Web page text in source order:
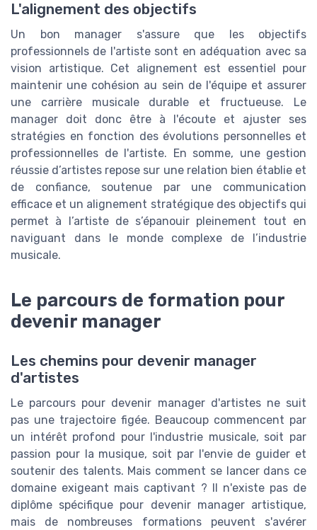
L'alignement des objectifs
Un bon manager s'assure que les objectifs
professionnels de l'artiste sont en adéquation avec sa
vision artistique. Cet alignement est essentiel pour
maintenir une cohésion au sein de l'équipe et assurer
une carrière musicale durable et fructueuse. Le
manager doit donc être à l'écoute et ajuster ses
stratégies en fonction des évolutions personnelles et
professionnelles de l'artiste. En somme, une gestion
réussie d’artistes repose sur une relation bien établie et
de confiance, soutenue par une communication
efficace et un alignement stratégique des objectifs qui
permet à l’artiste de s’épanouir pleinement tout en
naviguant dans le monde complexe de l’industrie
musicale.
Le parcours de formation pour
devenir manager
Les chemins pour devenir manager
d'artistes
Le parcours pour devenir manager d'artistes ne suit
pas une trajectoire figée. Beaucoup commencent par
un intérêt profond pour l'industrie musicale, soit par
passion pour la musique, soit par l'envie de guider et
soutenir des talents. Mais comment se lancer dans ce
domaine exigeant mais captivant ? Il n'existe pas de
diplôme spécifique pour devenir manager artistique,
mais de nombreuses formations peuvent s'avérer